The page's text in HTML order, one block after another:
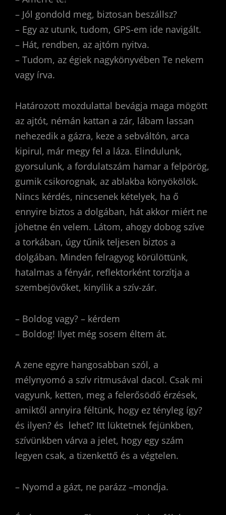
– Jól gondold meg, biztosan beszállsz?
– Egy az utunk, tudom, GPS-em ide navigált.
– Hát, rendben, az ajtóm nyitva.
– Tudom, az égiek nagykönyvében Te nekem
vagy írva.
Határozott mozdulattal bevágja maga mögött
az ajtót, némán kattan a zár, lábam lassan
nehezedik a gázra, keze a sebváltón, arca
kipirul, már megy fel a láza. Elindulunk,
gyorsulunk, a fordulatszám hamar a felpörög,
gumik csikorognak, az ablakba könyökölök.
Nincs kérdés, nincsenek kételyek, ha ő
ennyire biztos a dolgában, hát akkor miért ne
jöhetne én velem. Látom, ahogy dobog szíve
a torkában, úgy tűnik teljesen biztos a
dolgában. Minden felragyog körülöttünk,
hatalmas a fényár, reflektorként torzítja a
szembejövőket, kinyílik a szív-zár.
– Boldog vagy? – kérdem
– Boldog! Ilyet még sosem éltem át.
A zene egyre hangosabban szól, a
mélynyomó a szív ritmusával dacol. Csak mi
vagyunk, ketten, meg a felerősödő érzések,
amiktől annyira féltünk, hogy ez tényleg így?
és ilyen? és lehet? Itt lüktetnek fejünkben,
szívünkben várva a jelet, hogy egy szám
legyen csak, a tizenkettő és a végtelen.
– Nyomd a gázt, ne parázz –mondja.